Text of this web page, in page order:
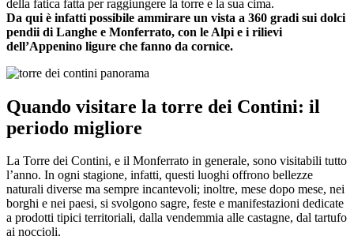
della fatica fatta per raggiungere la torre e la sua cima.
Da qui è infatti possibile ammirare un vista a 360 gradi sui dolci
pendii di Langhe e Monferrato, con le Alpi e i rilievi
dell’Appenino ligure che fanno da cornice.
Quando visitare la torre dei Contini: il
periodo migliore
La Torre dei Contini, e il Monferrato in generale, sono visitabili tutto
l’anno. In ogni stagione, infatti, questi luoghi offrono bellezze
naturali diverse ma sempre incantevoli; inoltre, mese dopo mese, nei
borghi e nei paesi, si svolgono sagre, feste e manifestazioni dedicate
a prodotti tipici territoriali, dalla vendemmia alle castagne, dal tartufo
ai noccioli.